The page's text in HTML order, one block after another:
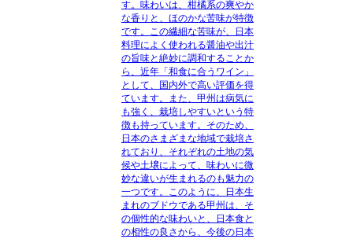
す。味わいは、柑橘系の爽やか
な香りと、ほのかな苦味が特徴
です。この繊細な苦味が、日本
料理によく使われる醤油や出汁
の旨味と絶妙に調和することか
ら、近年「和食に合うワイン」
として、国内外で高い評価を得
ています。また、甲州は病気に
も強く、栽培しやすいという特
徴も持っています。そのため、
日本のさまざまな地域で栽培さ
れており、それぞれの土地の気
候や土壌によって、味わいに微
妙な違いが生まれるのも魅力の
一つです。このように、日本生
まれのブドウである甲州は、そ
の個性的な味わいと、日本食と
の相性の良さから、今後の日本